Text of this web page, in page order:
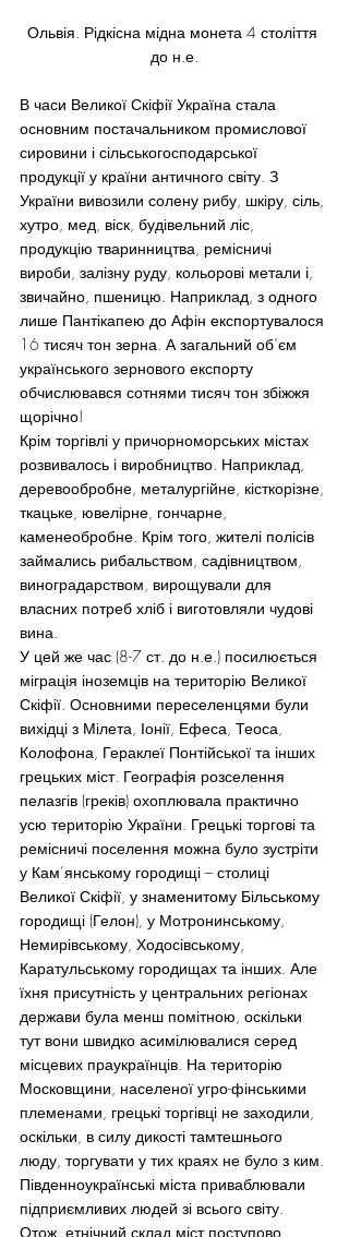
Ольвія. Рідкісна мідна монета 4 століття
до н.е.
В часи Великої Скіфії Україна стала
основним постачальником промислової
сировини і сільськогосподарської
продукції у країни античного світу. З
України вивозили солену рибу, шкіру, сіль,
хутро, мед, віск, будівельний ліс,
продукцію тваринництва, ремісничі
вироби, залізну руду, кольорові метали і,
звичайно, пшеницю. Наприклад, з одного
лише Пантікапею до Афін експортувалося
16 тисяч тон зерна. А загальний об’єм
українського зернового експорту
обчислювався сотнями тисяч тон збіжжя
щорічно!
Крім торгівлі у причорноморських містах
розвивалось і виробництво. Наприклад,
деревообробне, металургійне, кісткорізне,
ткацьке, ювелірне, гончарне,
каменеобробне. Крім того, жителі полісів
займались рибальством, садівництвом,
виноградарством, вирощували для
власних потреб хліб і виготовляли чудові
вина.
У цей же час (8-7 ст. до н.е.) посилюється
міграція іноземців на територію Великої
Скіфії. Основними переселенцями були
вихідці з Мілета, Іонії, Ефеса, Теоса,
Колофона, Гераклеї Понтійської та інших
грецьких міст. Географія розселення
пелазгів (греків) охоплювала практично
усю територію України. Грецькі торгові та
ремісничі поселення можна було зустріти
у Кам’янському городищі – столиці
Великої Скіфії, у знаменитому Більському
городищі (Гелон), у Мотронинському,
Немирівському, Ходосівському,
Каратульському городищах та інших. Але
їхня присутність у центральних регіонах
держави була менш помітною, оскільки
тут вони швидко асимілювалися серед
місцевих праукраїнців. На територію
Московщини, населеної угро-фінськими
племенами, грецькі торгівці не заходили,
оскільки, в силу дикості тамтешнього
люду, торгувати у тих краях не було з ким.
Південноукраїнські міста приваблювали
підприємливих людей зі всього світу.
Отож, етнічний склад міст поступово